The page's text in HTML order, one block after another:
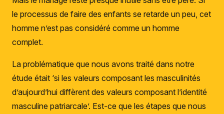
le processus de faire des enfants se retarde un peu, cet
homme n’est pas considéré comme un homme
complet.
La problématique que nous avons traité dans notre
étude était ‘si les valeurs composant les masculinités
d’aujourd’hui diffèrent des valeurs composant l’identité
masculine patriarcale’. Est-ce que les étapes que nous